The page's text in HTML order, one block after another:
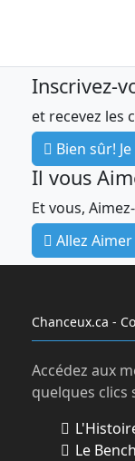
Inscrivez-
et recevez les
Bien sûr!
Il vous
Et vous,
Allez
Chanceux.ca -
Accédez aux
quelques clics
Le